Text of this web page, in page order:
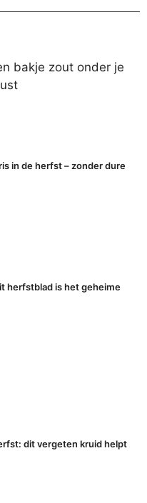
bakje zout onder je
in de herfst – zonder dure
herfstblad is het geheime
dit vergeten kruid helpt